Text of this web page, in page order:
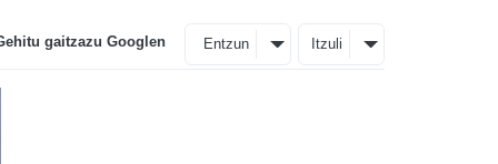
gaitzazu Googlen Entzun Itzuli